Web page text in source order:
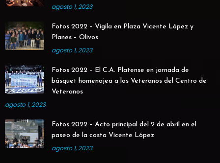
agosto 1, 2023
Fotos 2022 – Vigila en Plaza Vicente López y
Planes – Olivos
agosto 1, 2023
Fotos 2022 – El C.A. Platense en jornada de
básquet homenajea a los Veteranos del Centro de
Veteranos
agosto 1, 2023
Fotos 2022 – Acto principal del 2 de abril en el
paseo de la costa Vicente López
agosto 1, 2023